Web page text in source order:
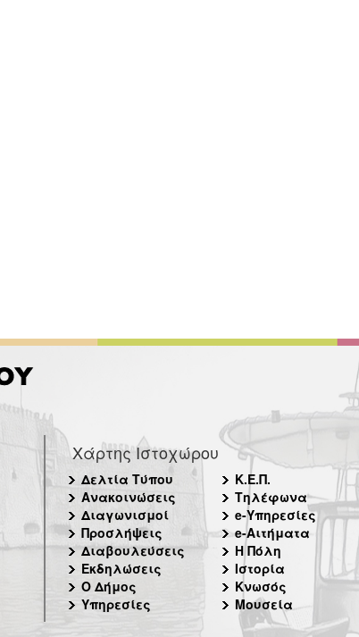
Χάρτης Ιστοχώρου
Δελτία Τύπου
Ανακοινώσεις
Διαγωνισμοί
Προσλήψεις
Διαβουλεύσεις
Εκδηλώσεις
Ο Δήμος
Υπηρεσίες
Κ.Ε.Π.
Τηλέφωνα
e-Υπηρεσίες
e-Αιτήματα
Η Πόλη
Ιστορία
Κνωσός
Μουσεία